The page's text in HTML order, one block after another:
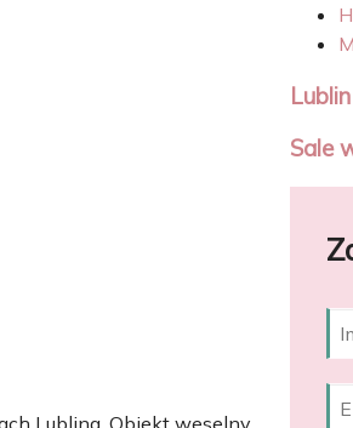
Lublina. Obiekt weselny
Lublin
Sale